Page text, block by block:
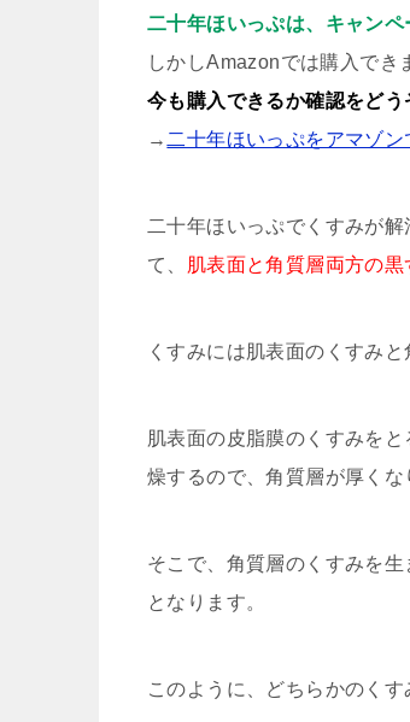
二十年ほいっぷは、キャンペ
しかしAmazonでは購入でき
今も購入できるか確認をどう
→ 二十年ほいっぷをアマゾン
二十年ほいっぷでくすみが
て、 肌表面と角質層両方の
くすみには肌表面のくすみ
肌表面の皮脂膜のくすみを
燥するので、角質層が厚くな
そこで、角質層のくすみを
となります。
このように、どちらかのく